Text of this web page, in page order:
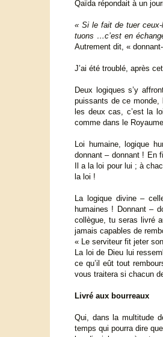
Qaïda répondait à un
« Si le fait de tuer
tuons …c’est en
Autrement dit, «
J’ai été troublé, après
Deux logiques s’y
puissants de ce monde,
les deux cas, c’est la
comme dans le
Loi humaine, logique
donnant – donnant ! En
Il a la loi pour lui ; à
la loi !
La logique divine –
humaines ! Donnant –
collègue, tu seras livré
jamais capables de
« Le serviteur fit jeter
La loi de Dieu lui
ce qu’il eût tout
vous traitera si chacun
Livré aux bourreaux
Qui, dans la multitude
temps qui pourra dire